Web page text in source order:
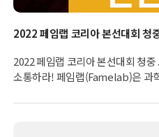
2022 페임랩 코리아 본선대회 청
2022 페임랩 코리아 본선대회 청
소통하라! 페임랩(Famelab)은 과
세계 55개 국가에서 개최되었으